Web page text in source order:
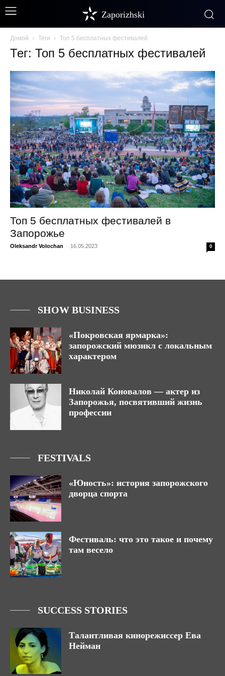
Zaporizhski
Домой Теги Топ 5 бесплатных фестивалей
Тег: Топ 5 бесплатных фестивалей
Топ 5 бесплатных фестивалей в
Запорожье
Oleksandr Volochan - 16.05.2023 0
SHOW BUSINESS
«Покровская ярмарка»:
запорожский мюзикл с локальным
характером
Николай Коновалов — актер из
Запорожья, посвятивший жизнь
профессии
FESTIVALS
«Юность»: история запорожского
дворца спорта
Фестиваль: что это такое и почему
там весело
SUCCESS STORIES
Талантливая кинорежиссер Ева
Нейман